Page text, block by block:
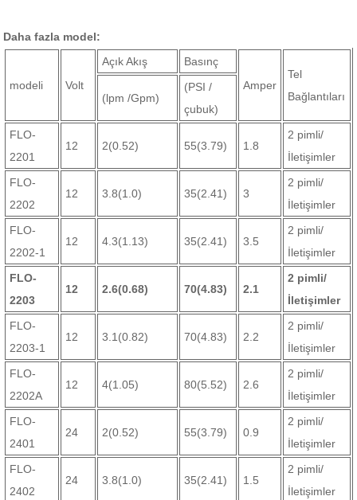
Daha fazla model:
modeli Volt
Açık Akış
Basınç
Amper
Tel
Bağlantıları
(lpm /Gpm)
(PSI /
çubuk)
FLO-
2201
12 2(0.52) 55(3.79) 1.8
2 pimli/
İletişimler
FLO-
2202
12 3.8(1.0) 35(2.41) 3
2 pimli/
İletişimler
FLO-
2202-1
12 4.3(1.13) 35(2.41) 3.5
2 pimli/
İletişimler
FLO-
2203
12 2.6(0.68) 70(4.83) 2.1
2 pimli/
İletişimler
FLO-
2203-1
12 3.1(0.82) 70(4.83) 2.2
2 pimli/
İletişimler
FLO-
2202A
12 4(1.05) 80(5.52) 2.6
2 pimli/
İletişimler
FLO-
2401
24 2(0.52) 55(3.79) 0.9
2 pimli/
İletişimler
FLO-
2402
24 3.8(1.0) 35(2.41) 1.5
2 pimli/
İletişimler